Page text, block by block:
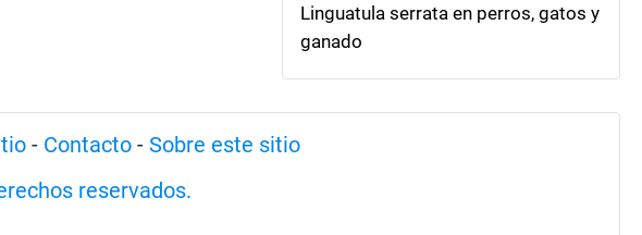
Linguatula serrata en perros, gatos y
ganado
- Contacto - Sobre este sitio
reservados.